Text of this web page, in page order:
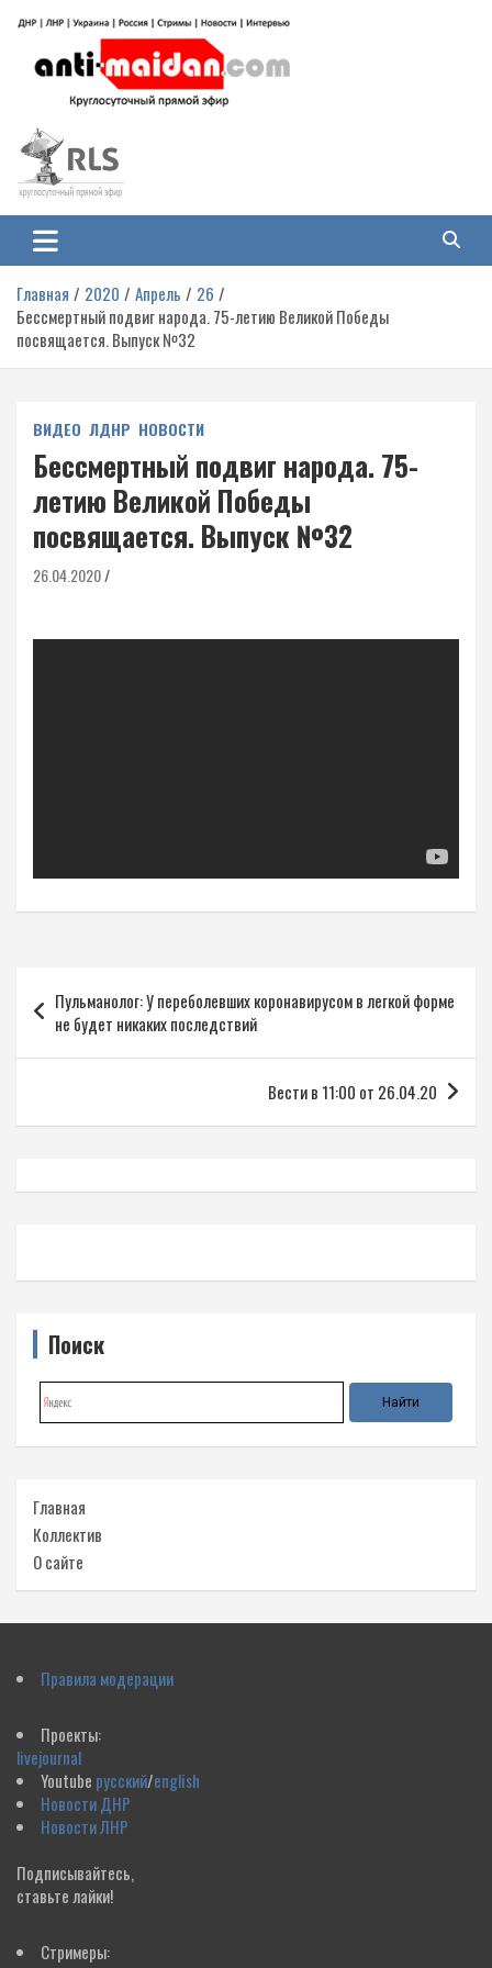
содержимому
Антимайдан: Гражданская война
на Украине
гражданской войне на Украине, включая события в Новороссии, ДНР,
ЛНР и других регионах.
Главная 2020 Апрель
26
Бессмертный подвиг народа. 75-летию Великой Победы
посвящается. Выпуск №32
ВИДЕО ЛДНР НОВОСТИ
Бессмертный подвиг народа. 75-
летию Великой Победы
посвящается. Выпуск №32
26.04.2020
по
записям
Пульманолог: У переболевших коронавирусом в легкой форме
не будет никаких последствий
Вести в 11:00 от 26.04.20
Поиск
Главная
Коллектив
О сайте
Правила модерации
Проекты:
livejournal
Youtube русский/english
Новости ДНР
Новости ЛНР
Подписывайтесь,
ставьте лайки!
Стримеры: